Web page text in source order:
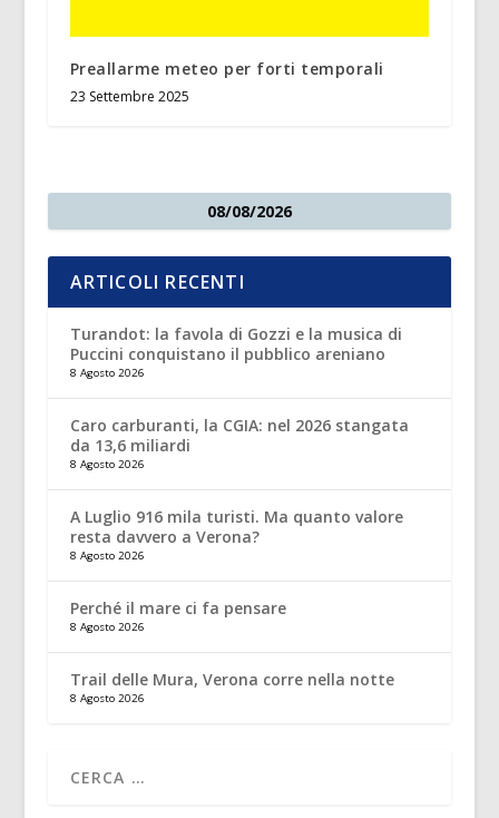
Preallarme meteo per forti temporali
23 Settembre 2025
08/08/2026
ARTICOLI RECENTI
Turandot: la favola di Gozzi e la musica di
Puccini conquistano il pubblico areniano
8 Agosto 2026
Caro carburanti, la CGIA: nel 2026 stangata
da 13,6 miliardi
8 Agosto 2026
A Luglio 916 mila turisti. Ma quanto valore
resta davvero a Verona?
8 Agosto 2026
Perché il mare ci fa pensare
8 Agosto 2026
Trail delle Mura, Verona corre nella notte
8 Agosto 2026